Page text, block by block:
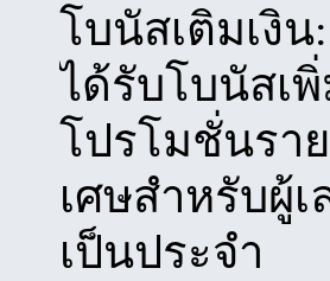
โบนัสเติมเงิน
ได้รับโบนัสเ
โปรโมชั่นรา
เศษสำหรับผู้เ
เป็นประจำ